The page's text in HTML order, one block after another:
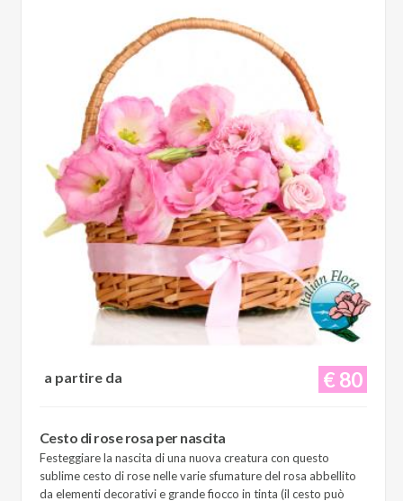
€ 80
a partire da
Cesto di rose rosa per nascita
Festeggiare la nascita di una nuova creatura con questo
sublime cesto di rose nelle varie sfumature del rosa abbellito
da elementi decorativi e grande fiocco in tinta (il cesto può